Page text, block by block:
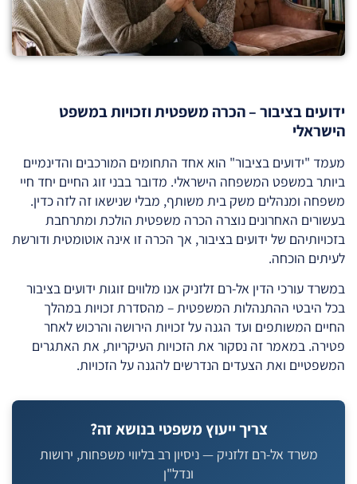
ידועים בציבור – הכרה משפטית וזכויות במשפט
הישראלי
מעמד "ידועים בציבור" הוא אחד התחומים המורכבים והדינמיים
ביותר במשפט המשפחה הישראלי. מדובר בבני זוג החיים יחד חיי
משפחה ומנהלים משק בית משותף, מבלי שנישאו זה לזה כדין.
בעשורים האחרונים נוצרה הכרה משפטית הולכת ומתרחבת
בזכויותיהם של ידועים בציבור, אך הכרה זו אינה אוטומטית ודורשת
לעיתים הוכחה.
במשרד עורכי הדין אל-רם זלזניק אנו מלווים זוגות ידועים בציבור
בכל היבטי ההתנהלות המשפטית – מהסדרת זכויות במהלך
החיים המשותפים ועד הגנה על זכויות הירושה והרכוש לאחר
פטירה. במאמר זה נסקור את הזכויות העיקריות, את האתגרים
המשפטיים ואת הצעדים הנדרשים להגנה על הזכויות.
צריך ייעוץ משפטי בנושא זה?
משרד אל-רם זלזניק — ניסיון רב בליווי משפחות, ירושות
ונדל"ן